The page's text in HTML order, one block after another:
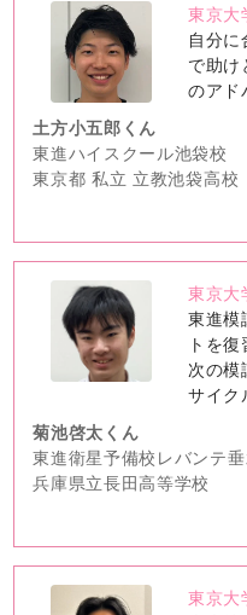
no
image
東京大
自分
で助け
のアド
土方小五郎くん
東進ハイスクール池袋校
東京都 私立 立教池袋高校
no
image
東京大
東進模
トを
次の模
サイク
菊池啓太くん
東進衛星予備校レバンテ
兵庫県立長田高等学校
東京大